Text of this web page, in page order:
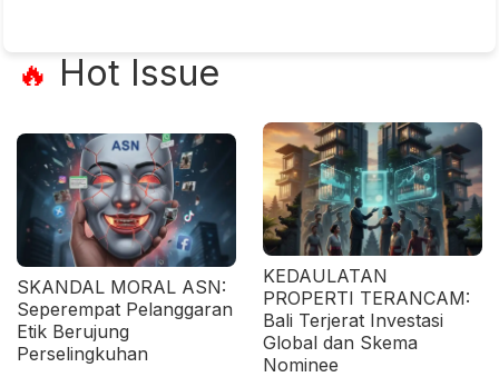
🔥 Hot Issue
SKANDAL MORAL ASN:
Seperempat Pelanggaran
Etik Berujung
Perselingkuhan
KEDAULATAN
PROPERTI TERANCAM:
Bali Terjerat Investasi
Global dan Skema
Nominee